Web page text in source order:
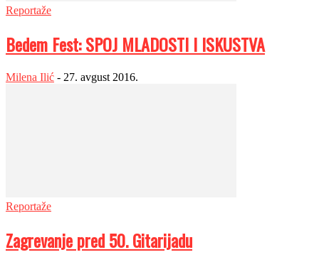
Reportaže
Bedem Fest: SPOJ MLADOSTI I ISKUSTVA
Milena Ilić - 27. avgust 2016.
Reportaže
Zagrevanje pred 50. Gitarijadu